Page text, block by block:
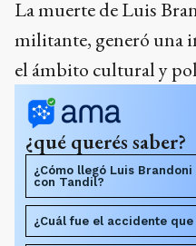
La muerte de Luis
militante, generó una
el ámbito cultural y
¿qué querés saber?
¿Cómo llegó Luis
con Tandil?
¿Cuál fue el accidente